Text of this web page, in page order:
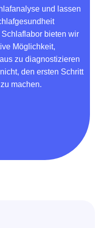
und lassen
bieten wir
Möglichkeit,
zu diagnostizieren
den ersten Schritt
machen.